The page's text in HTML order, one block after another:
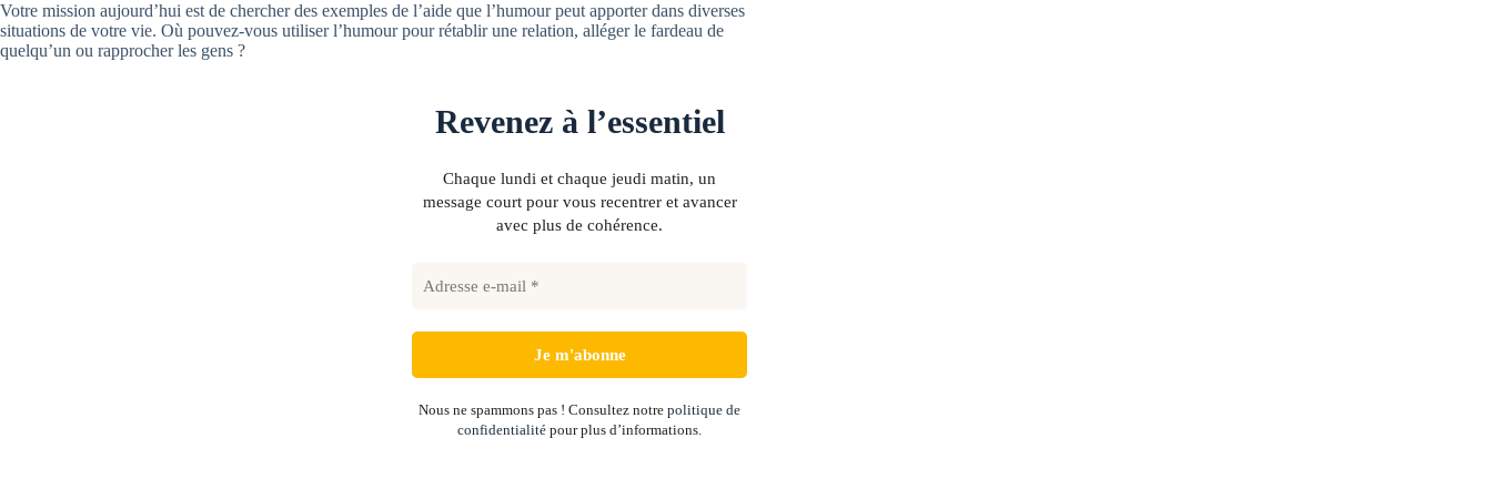
Votre mission aujourd’hui est de chercher des exemples de l’aide que l’humour peut apporter dans diverses
situations de votre vie. Où pouvez-vous utiliser l’humour pour rétablir une relation, alléger le fardeau de
quelqu’un ou rapprocher les gens ?
Revenez à l’essentiel
Chaque lundi et chaque jeudi matin, un
message court pour vous recentrer et avancer
avec plus de cohérence.
Nous ne spammons pas ! Consultez notrepolitique de
confidentialité pour plus d’informations.